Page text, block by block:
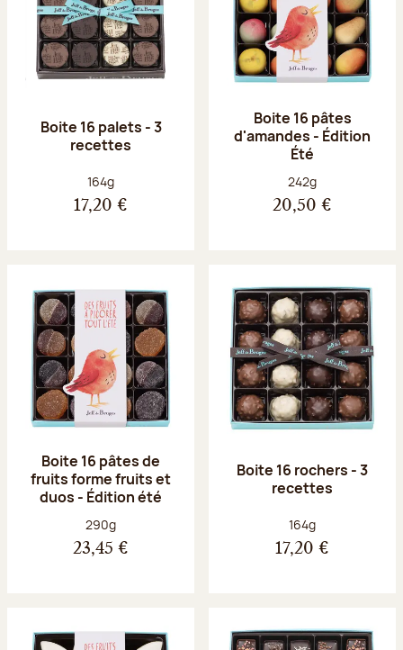
Boite 16 palets - 3
recettes
Poids net :
164g
17,20 €
Boite 16 pâtes
d'amandes - Édition
Été
Poids net :
242g
20,50 €
Boite 16 pâtes de
fruits forme fruits et
duos - Édition été
Poids net :
290g
23,45 €
Boite 16 rochers - 3
recettes
Poids net :
164g
17,20 €